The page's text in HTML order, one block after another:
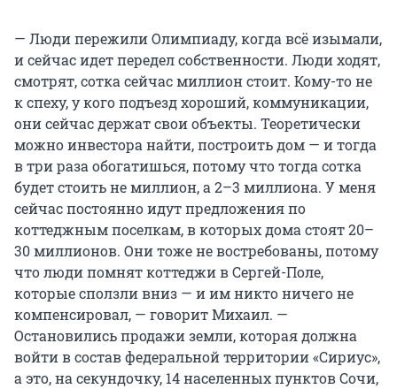
— Люди пережили Олимпиаду, когда всё изымали,
и сейчас идет передел собственности. Люди ходят,
смотрят, сотка сейчас миллион стоит. Кому-то не
к спеху, у кого подъезд хороший, коммуникации,
они сейчас держат свои объекты. Теоретически
можно инвестора найти, построить дом — и тогда
в три раза обогатишься, потому что тогда сотка
будет стоить не миллион, а 2–3 миллиона. У меня
сейчас постоянно идут предложения по
коттеджным поселкам, в которых дома стоят 20–
30 миллионов. Они тоже не востребованы, потому
что люди помнят коттеджи в Сергей-Поле,
которые сползли вниз — и им никто ничего не
компенсировал, — говорит Михаил. —
Остановились продажи земли, которая должна
войти в состав федеральной территории «Сириус»,
а это, на секундочку, 14 населенных пунктов Сочи,